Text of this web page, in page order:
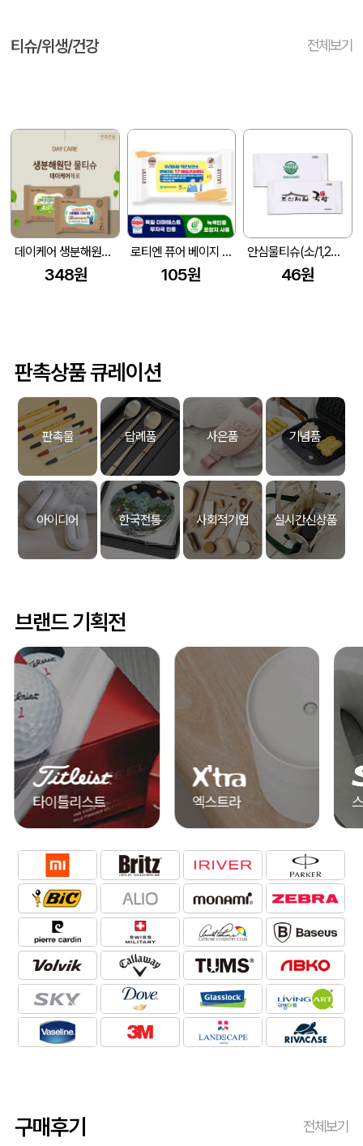
티슈/위생/건강 전체보기
데이케어 생분해원단 제로 물티슈 15매 홍보.전도.판촉용 추천
348원
로티엔 퓨어 베이지 전용 라벨형 물티슈 (10매) (150X90mm(±5mm))
105원
안심물티슈(소/1,2도 인쇄) (120*50mm)
46원
판촉상품 큐레이션
판촉물 답례품 사은품 기념품
아이디어 한국전통 사회적기업 실시간신상품
브랜드 기획전
타이틀리스트 엑스트라
구매후기 전체보기